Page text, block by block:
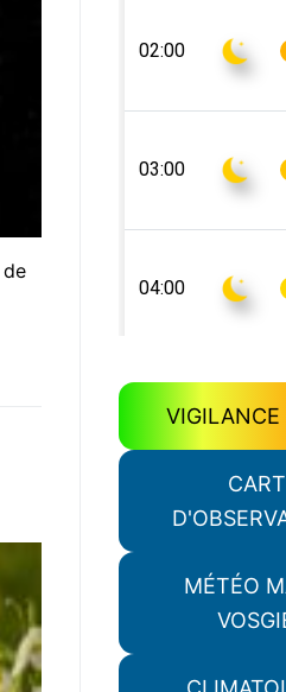
VIGILANCE
MÉTÉO